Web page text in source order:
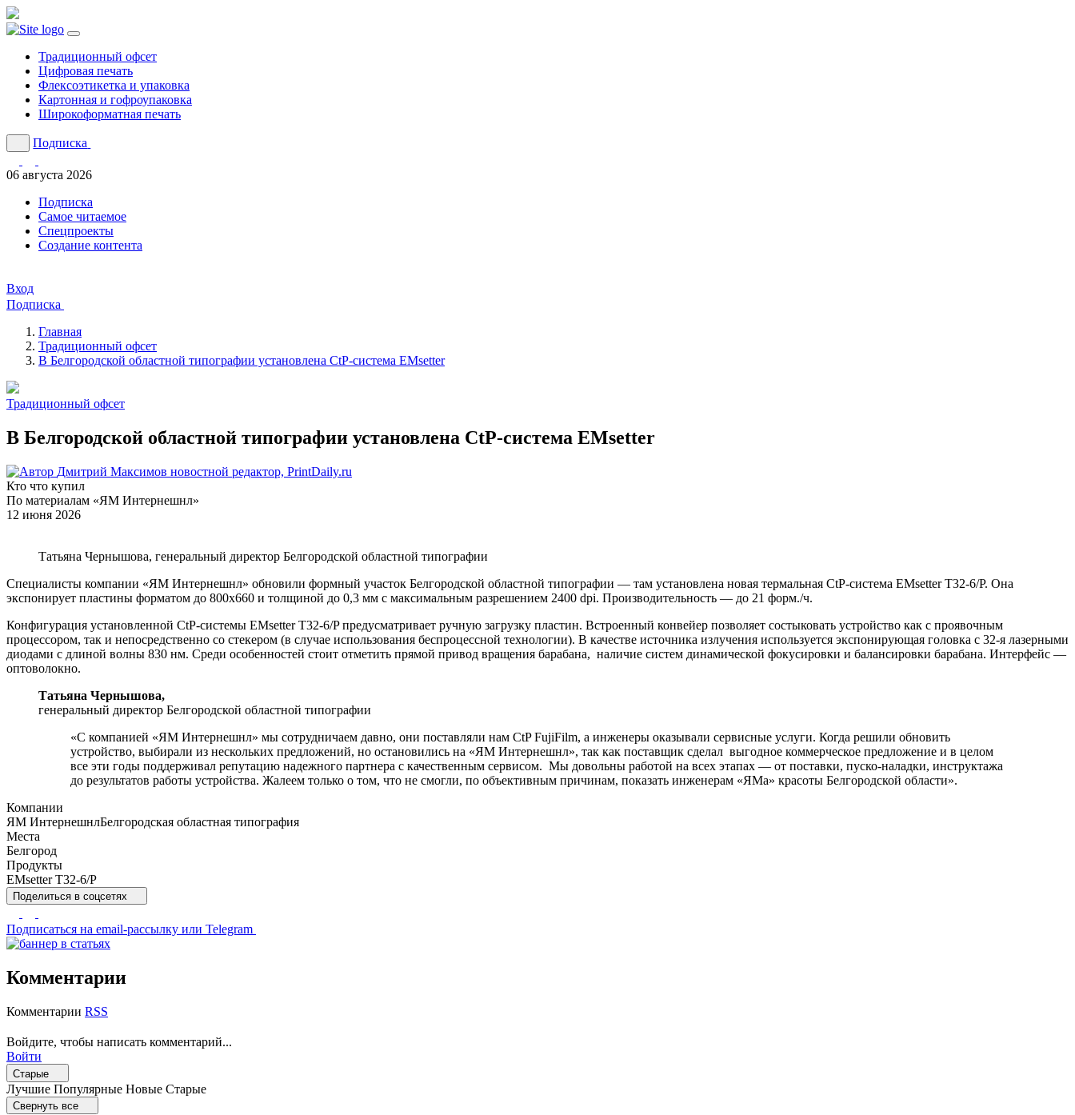
Традиционный офсет
Цифровая печать
Флексоэтикетка и упаковка
Картонная и гофроупаковка
Широкоформатная печать
Подписка
06 августа 2026
Подписка
Cамое читаемое
Спецпроекты
Создание контента
Вход
Подписка
Главная
Традиционный офсет
В Белгородской областной типографии установлена CtP-система EMsetter
Традиционный офсет
В Белгородской областной типографии установлена CtP-система EMsetter
Дмитрий Максимов новостной редактор, PrintDaily.ru
Кто что купил
По материалам «ЯМ Интернешнл»
12 июня 2026
Татьяна Чернышова, генеральный директор Белгородской областной типографии
Специалисты компании «ЯМ Интернешнл» обновили формный участок Белгородской областной типографии — там установлена новая термальная CtP-система EMsetter Т32-6/P. Она
экспонирует пластины форматом до 800x660 и толщиной до 0,3 мм с максимальным разрешением 2400 dpi. Производительность — до 21 форм./ч.
Конфигурация установленной CtP-системы EMsetter Т32-6/P предусматривает ручную загрузку пластин. Встроенный конвейер позволяет состыковать устройство как с проявочным
процессором, так и непосредственно со стекером (в случае использования беспроцессной технологии). В качестве источника излучения используется экспонирующая головка с 32-я лазерными
диодами с длиной волны 830 нм. Среди особенностей стоит отметить прямой привод вращения барабана, наличие систем динамической фокусировки и балансировки барабана. Интерфейс —
оптоволокно.
Татьяна Чернышова,
генеральный директор Белгородской областной типографии
«C компанией «ЯМ Интернешнл» мы сотрудничаем давно, они поставляли нам СtP FujiFilm, а инженеры оказывали сервисные услуги. Когда решили обновить
устройство, выбирали из нескольких предложений, но остановились на «ЯМ Интернешнл», так как поставщик сделал выгодное коммерческое предложение и в целом
все эти годы поддерживал репутацию надежного партнера с качественным сервисом. Мы довольны работой на всех этапах — от поставки, пуско-наладки, инструктажа
до результатов работы устройства. Жалеем только о том, что не смогли, по объективным причинам, показать инженерам «ЯМа» красоты Белгородской области».
Компании
ЯМ ИнтернешнлБелгородская областная типография
Места
Белгород
Продукты
EMsetter Т32-6/P
Поделиться в соцсетях
Подписаться на email-рассылку или Telegram
Комментарии
Комментарии RSS
Войдите, чтобы написать комментарий...
Войти
Старые
Лучшие Популярные Новые Старые
Свернуть все